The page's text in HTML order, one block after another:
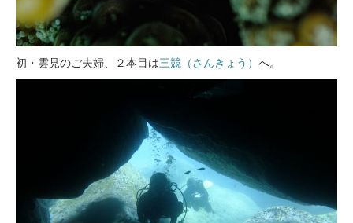
初・雲見のご夫婦、２本目は三競（さんきょう） へ。